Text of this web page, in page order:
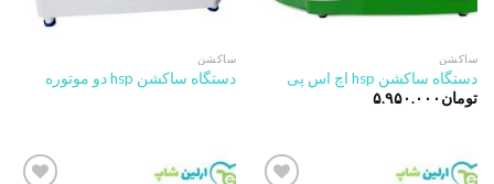
ساکشن
دستگاه ساکشن hsp اچ اس پی
تومان ۵.۹۵۰.۰۰۰
ساکشن
دستگاه ساکشن hsp دو موتوره